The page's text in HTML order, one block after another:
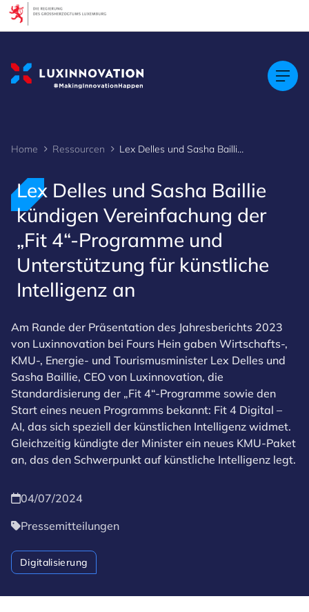
Home Ressourcen Lex Delles und Sasha Baillie kündigen Vereinfachung der „Fit 4“-Programme und Unterstützung für küns
Lex Delles und Sasha Baillie
kündigen Vereinfachung der
„Fit 4“-Programme und
Unterstützung für künstliche
Intelligenz an
Am Rande der Präsentation des Jahresberichts 2023
von Luxinnovation bei Fours Hein gaben Wirtschafts-,
KMU-, Energie- und Tourismusminister Lex Delles und
Sasha Baillie, CEO von Luxinnovation, die
Standardisierung der „Fit 4“-Programme sowie den
Start eines neuen Programms bekannt: Fit 4 Digital –
AI, das sich speziell der künstlichen Intelligenz widmet.
Gleichzeitig kündigte der Minister ein neues KMU-Paket
an, das den Schwerpunkt auf künstliche Intelligenz legt.
04/07/2024
Pressemitteilungen
Digitalisierung
Cookies management panel